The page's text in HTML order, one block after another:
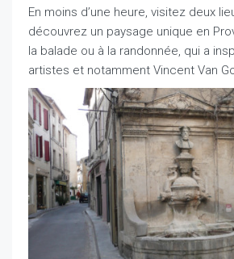
En moins d’une heure, visitez deux
découvrez un paysage unique en
la balade ou à la randonnée, qui a
artistes et notamment Vincent Van